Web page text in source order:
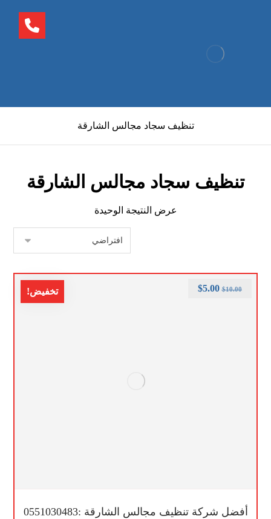
تنظيف سجاد مجالس الشارقة
تنظيف سجاد مجالس الشارقة
عرض النتيجة الوحيدة
تخفيض!
أفضل شركة تنظيف مجالس الشارقة :0551030483
$10.00
$5.00